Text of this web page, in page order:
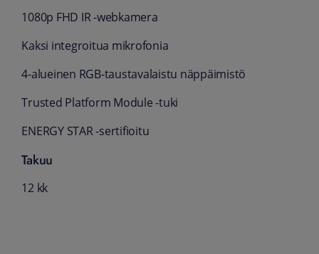
1080p FHD IR -webkamera
Kaksi integroitua mikrofonia
4-alueinen RGB-taustavalaistu näppäimistö
Trusted Platform Module -tuki
ENERGY STAR -sertifioitu
Takuu
12 kk